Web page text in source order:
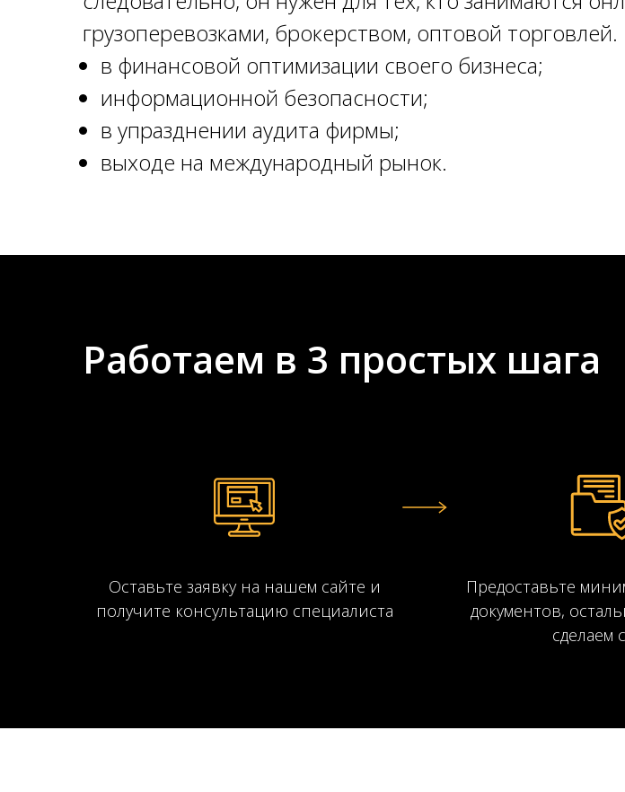
грузоперевозками, брокерством, оптовой торговлей.
в финансовой оптимизации своего бизнеса;
информационной безопасности;
в упразднении аудита фирмы;
выходе на международный рынок.
Работаем в 3 простых шага
Оставьте заявку на нашем сайте и
получите консультацию специалиста
Предоставьте
документов,
сделаем